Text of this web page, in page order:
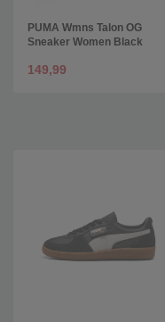
PUMA Wmns Talon OG
Sneaker Women Black
149,99